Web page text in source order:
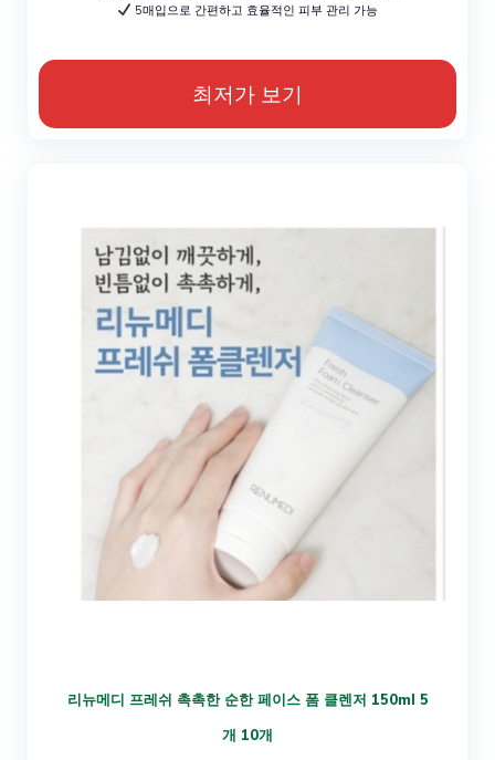
5매입으로 간편하고 효율적인 피부 관리 가능
최저가 보기
리뉴메디 프레쉬 촉촉한 순한 페이스 폼 클렌저 150ml 5
개 10개